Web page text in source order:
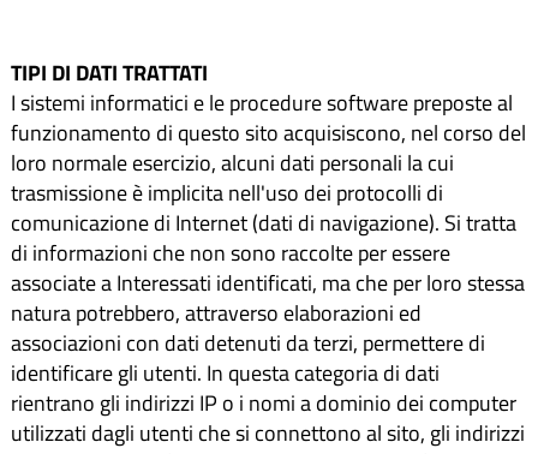
TIPI DI DATI TRATTATI
I sistemi informatici e le procedure software preposte al
funzionamento di questo sito acquisiscono, nel corso del
loro normale esercizio, alcuni dati personali la cui
trasmissione è implicita nell'uso dei protocolli di
comunicazione di Internet (dati di navigazione). Si tratta
di informazioni che non sono raccolte per essere
associate a Interessati identificati, ma che per loro stessa
natura potrebbero, attraverso elaborazioni ed
associazioni con dati detenuti da terzi, permettere di
identificare gli utenti. In questa categoria di dati
rientrano gli indirizzi IP o i nomi a dominio dei computer
utilizzati dagli utenti che si connettono al sito, gli indirizzi